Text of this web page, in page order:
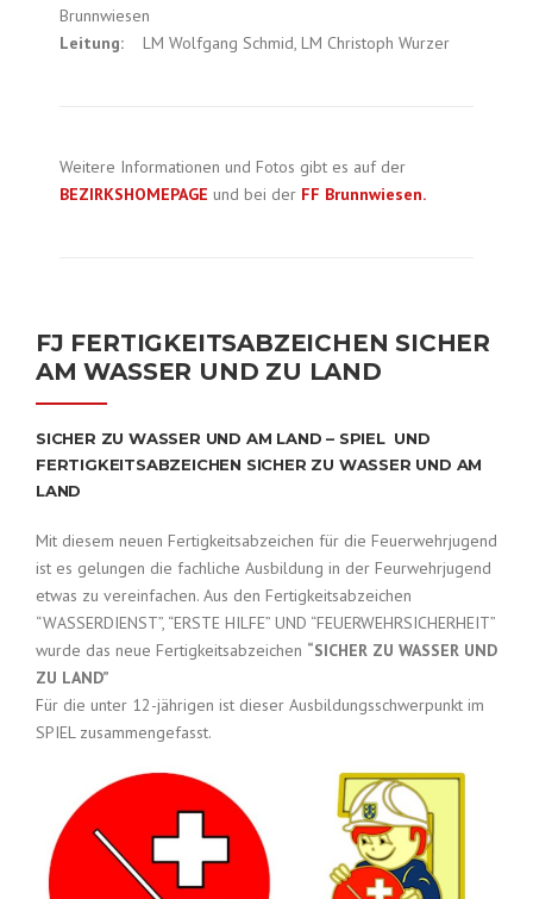
Brunnwiesen
Leitung: LM Wolfgang Schmid, LM Christoph Wurzer
Weitere Informationen und Fotos gibt es auf der
BEZIRKSHOMEPAGE und bei der FF Brunnwiesen.
FJ FERTIGKEITSABZEICHEN SICHER
AM WASSER UND ZU LAND
SICHER ZU WASSER UND AM LAND – SPIEL UND
FERTIGKEITSABZEICHEN SICHER ZU WASSER UND AM
LAND
Mit diesem neuen Fertigkeitsabzeichen für die Feuerwehrjugend
ist es gelungen die fachliche Ausbildung in der Feurwehrjugend
etwas zu vereinfachen. Aus den Fertigkeitsabzeichen
“WASSERDIENST”, “ERSTE HILFE” UND “FEUERWEHRSICHERHEIT”
wurde das neue Fertigkeitsabzeichen “SICHER ZU WASSER UND
ZU LAND”
Für die unter 12-jährigen ist dieser Ausbildungsschwerpunkt im
SPIEL zusammengefasst.